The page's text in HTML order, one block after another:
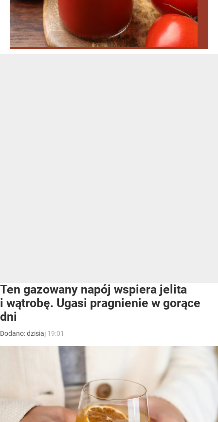
Ten gazowany napój wspiera jelita
i wątrobę. Ugasi pragnienie w gorące
dni
Dodano:dzisiaj 19:01